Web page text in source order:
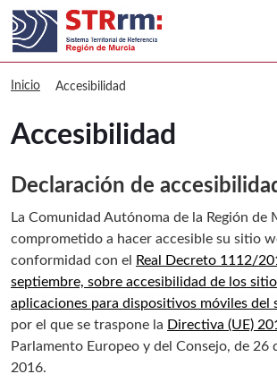
sitmurcia Accesibilidad
Inicio Accesibilidad
Accesibilidad
Declaración de
La Comunidad Autónoma de la Región de
comprometido a hacer accesible su sitio
conformidad con el
Real Decreto 1112/
septiembre, sobre accesibilidad de los
aplicaciones para dispositivos móviles del
por el que se traspone la Directiva (UE)
Parlamento Europeo y del Consejo, de 26
2016.